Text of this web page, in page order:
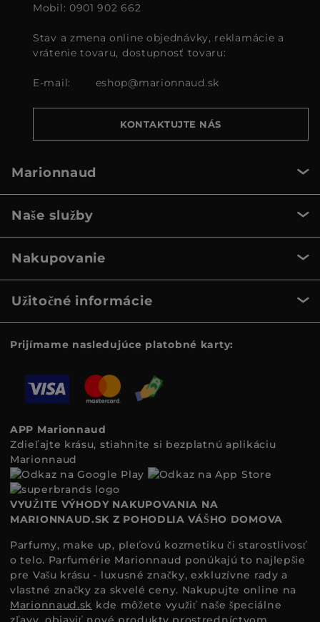
Mobil: 0901 902 662
Stav a zmena online objednávky, reklamácie a
vrátenie tovaru, dostupnosť tovaru:
E-mail: eshop@marionnaud.sk
KONTAKTUJTE NÁS
Marionnaud
Naše služby
Nakupovanie
Užitočné informácie
Prijímame nasledujúce platobné karty:
APP Marionnaud
Zdieľajte krásu, stiahnite si bezplatnú aplikáciu
Marionnaud
VYUŽITE VÝHODY NAKUPOVANIA NA
MARIONNAUD.SK Z POHODLIA VÁŠHO DOMOVA
Parfumy, make up, pleťovú kozmetiku či starostlivosť
o telo. Parfumérie Marionnaud ponúkajú to najlepšie
pre Vašu krásu - luxusné značky, exkluzívne rady a
vlastné značky za skvelé ceny. Nakupujte online na
Marionnaud.sk kde môžete využiť naše špeciálne